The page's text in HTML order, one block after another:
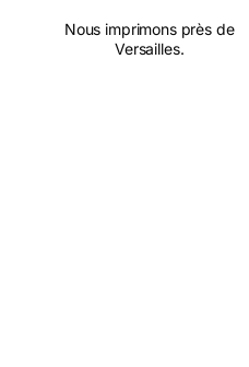
Nous imprimons près de
Versailles.